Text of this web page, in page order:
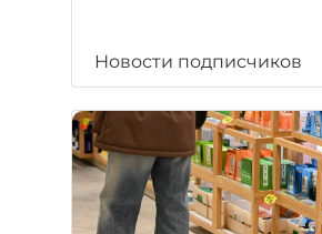
Новости подписчиков